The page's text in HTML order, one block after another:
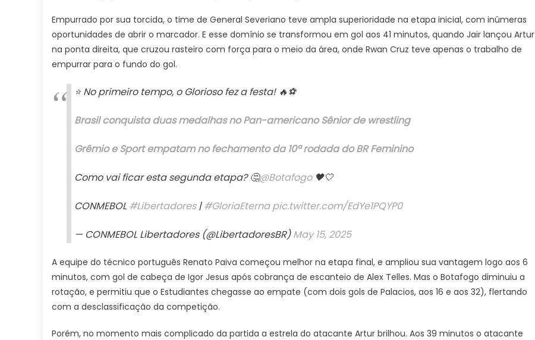
Empurrado por sua torcida, o time de General Severiano teve ampla superioridade na etapa inicial, com inúmeras
oportunidades de abrir o marcador. E esse domínio se transformou em gol aos 41 minutos, quando Jair lançou Artur
na ponta direita, que cruzou rasteiro com força para o meio da área, onde Rwan Cruz teve apenas o trabalho de
empurrar para o fundo do gol.
⭐️ No primeiro tempo, o Glorioso fez a festa! 🔥⚽️
Brasil conquista duas medalhas no Pan-americano Sênior de wrestling
Grêmio e Sport empatam no fechamento da 10ª rodada do BR Feminino
Como vai ficar esta segunda etapa? 🤔@Botafogo🖤🤍
CONMEBOL #Libertadores|#GloriaEterna pic.twitter.com/EdYe1PQYP0
— CONMEBOL Libertadores (@LibertadoresBR)May 15, 2025
A equipe do técnico português Renato Paiva começou melhor na etapa final, e ampliou sua vantagem logo aos 6
minutos, com gol de cabeça de Igor Jesus após cobrança de escanteio de Alex Telles. Mas o Botafogo diminuiu a
rotação, e permitiu que o Estudiantes chegasse ao empate (com dois gols de Palacios, aos 16 e aos 32), flertando
com a desclassificação da competição.
Porém, no momento mais complicado da partida a estrela do atacante Artur brilhou. Aos 39 minutos o atacante